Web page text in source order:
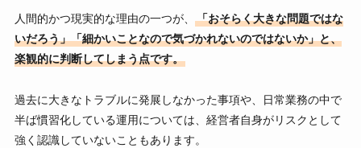
人間的かつ現実的な理由の一つが、
「おそらく大きな問題ではな
いだろう」「細かいことなので気づかれないのではないか」と、
楽観的に判断してしまう点です。
過去に大きなトラブルに発展しなかった事項や、日常業務の中で
半ば慣習化している運用については、経営者自身がリスクとして
強く認識していないこともあります。